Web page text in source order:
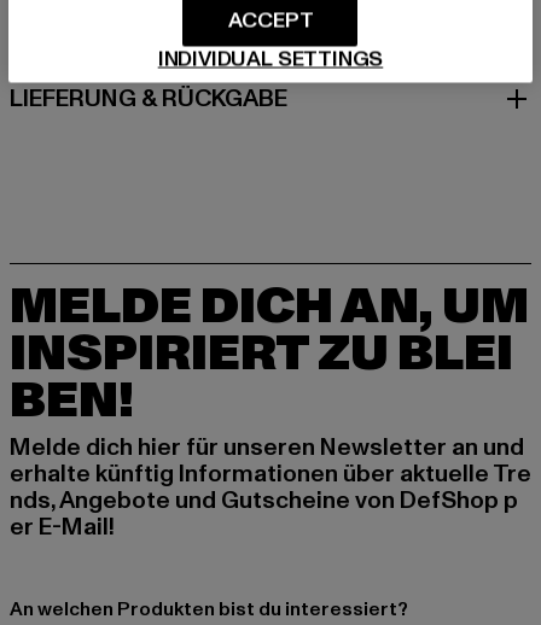
PFLEGEHINWEISE
LIEFERUNG & RÜCKGABE
MELDE DICH AN, UM
INSPIRIERT ZU BLEI
BEN!
Melde dich hier für unseren Newsletter an und
erhalte künftig Informationen über aktuelle Tre
nds, Angebote und Gutscheine von DefShop p
er E-Mail!
An welchen Produkten bist du interessiert?
INDIVIDUAL SETTINGS
ACCEPT